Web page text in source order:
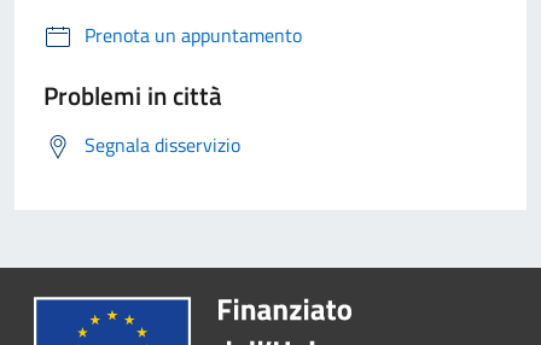
Prenota un appuntamento
Problemi in città
Segnala disservizio